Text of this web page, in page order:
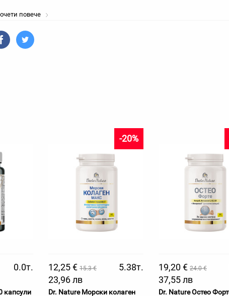
повече
0.0т.
капсули
12,25 € 15.3 €
-20%
5.38т.
23,96 лв
Dr. Nature Морски колаген
19,20 € 24.0 €
37,55 лв
Dr. Nature Остео